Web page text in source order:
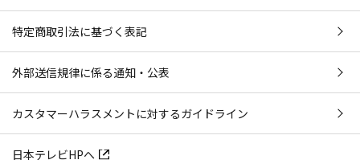
特定商取引法に基づく表記
外部送信規律に係る通知・公表
カスタマーハラスメントに対するガイドライン
日本テレビHPへ